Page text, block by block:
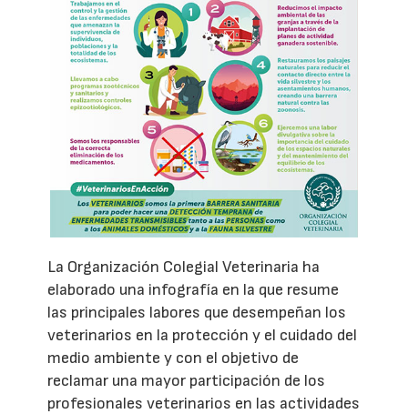
La Organización Colegial Veterinaria ha
elaborado una infografía en la que resume
las principales labores que desempeñan los
veterinarios en la protección y el cuidado del
medio ambiente y con el objetivo de
reclamar una mayor participación de los
profesionales veterinarios en las actividades